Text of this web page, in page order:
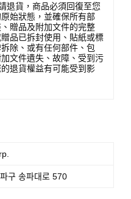
退貨，商品必須回復至您
始狀態，並確保所有部
贈品及附加文件的完整
品已拆封使用、貼紙或標
除、或有任何部件、包
文件遺失、故障、受到污
退貨權益有可能受到影
구 송파대로 570